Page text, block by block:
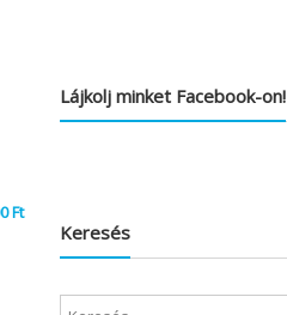
Ft
Lájkolj minket Facebook-on!
Keresés